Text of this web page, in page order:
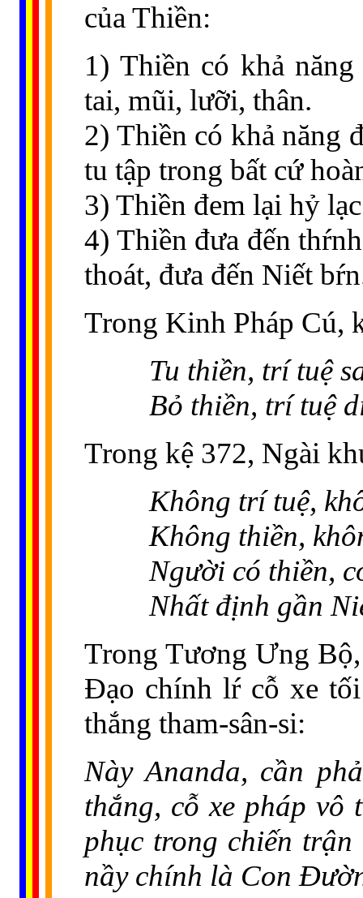
của Thiền:
1) Thiền có khả
tai, mũi, lưỡi, thân.
2) Thiền có khả năng
tu tập trong bất cứ
3) Thiền đem lại hỷ
4) Thiền đưa đến
thoát, đưa đến Niết
Trong Kinh Pháp Cú,
Tu thiền, trí tuệ
Bỏ thiền, trí tuệ
Trong kệ 372, Ngài
Không trí tuệ,
Không thiền,
Người có thiền,
Nhất định gần
Trong Tương Ưng
Đạo chính lŕ cỗ xe
thắng tham-sân-si:
Này Ananda, cần
thắng, cỗ xe pháp
phục trong chiến trận
nầy chính là Con